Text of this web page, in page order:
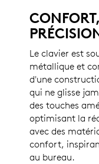
Le clavier est
métallique et
d'une
qui ne glisse
des touches
optimisant la
avec des
confort,
au bureau.